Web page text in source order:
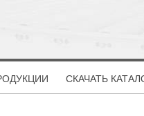
СКАЧАТЬ